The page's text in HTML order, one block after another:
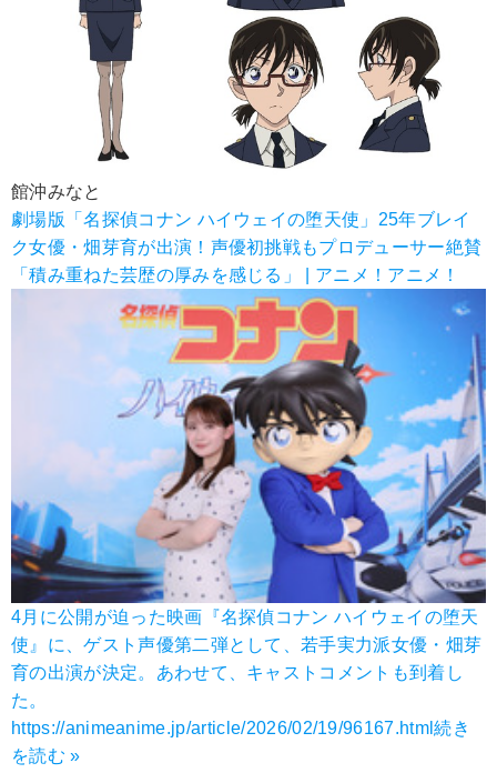
館沖みなと
劇場版「名探偵コナン ハイウェイの堕天使」25年ブレイ
ク女優・畑芽育が出演！声優初挑戦もプロデューサー絶賛
「積み重ねた芸歴の厚みを感じる」 | アニメ！アニメ！
4月に公開が迫った映画『名探偵コナン ハイウェイの堕天
使』に、ゲスト声優第二弾として、若手実力派女優・畑芽
育の出演が決定。あわせて、キャストコメントも到着し
た。
https://animeanime.jp/article/2026/02/19/96167.html続き
を読む »